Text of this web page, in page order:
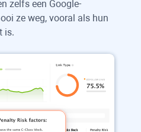
zelfs een Google-
ze weg, vooral als hun
is.